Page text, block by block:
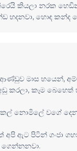
කියලා නරක
හදනවා, හොඳ කන්ද
මාස හයෙන්,
කරලා, කෑම
නොමිලේ වගේ
ඇට පිටින් ගංජා